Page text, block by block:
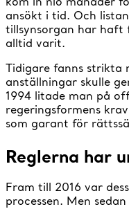
ansökt i tid. Och
tillsynsorgan har haft
alltid varit.
Tidigare fanns strikta
anställningar skulle
1994 litade man på
regeringsformens
som garant för
Reglerna har
Fram till 2016 var
processen. Men